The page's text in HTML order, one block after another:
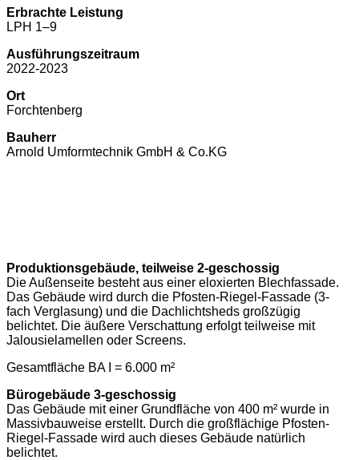
Erbrachte Leistung
LPH 1–9
Ausführungszeitraum
2022-2023
Ort
Forchtenberg
Bauherr
Arnold Umformtechnik GmbH & Co.KG
Produktionsgebäude, teilweise 2-geschossig
Die Außenseite besteht aus einer eloxierten Blechfassade.
Das Gebäude wird durch die Pfosten-Riegel-Fassade (3-
fach Verglasung) und die Dachlichtsheds großzügig
belichtet. Die äußere Verschattung erfolgt teilweise mit
Jalousielamellen oder Screens.
Gesamtfläche BA I = 6.000 m²
Bürogebäude 3-geschossig
Das Gebäude mit einer Grundfläche von 400 m² wurde in
Massivbauweise erstellt. Durch die großflächige Pfosten-
Riegel-Fassade wird auch dieses Gebäude natürlich
belichtet.